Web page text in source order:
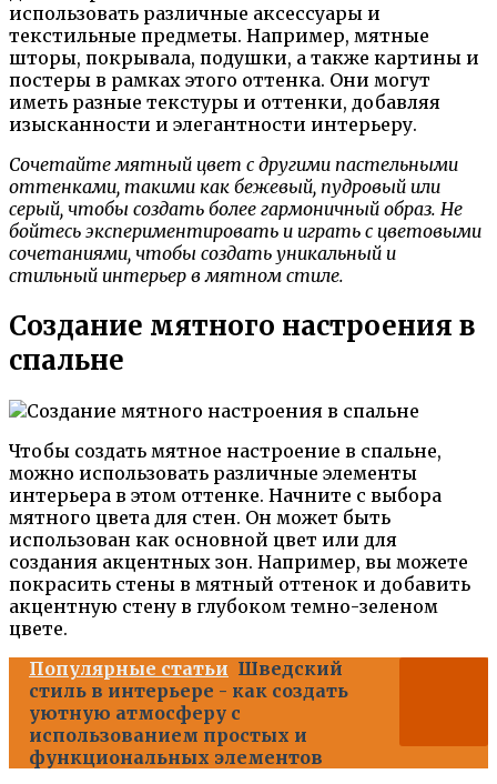
использовать различные аксессуары и
текстильные предметы. Например, мятные
шторы, покрывала, подушки, а также картины и
постеры в рамках этого оттенка. Они могут
иметь разные текстуры и оттенки, добавляя
изысканности и элегантности интерьеру.
Сочетайте мятный цвет с другими пастельными
оттенками, такими как бежевый, пудровый или
серый, чтобы создать более гармоничный образ. Не
бойтесь экспериментировать и играть с цветовыми
сочетаниями, чтобы создать уникальный и
стильный интерьер в мятном стиле.
Создание мятного настроения в
спальне
Чтобы создать мятное настроение в спальне,
можно использовать различные элементы
интерьера в этом оттенке. Начните с выбора
мятного цвета для стен. Он может быть
использован как основной цвет или для
создания акцентных зон. Например, вы можете
покрасить стены в мятный оттенок и добавить
акцентную стену в глубоком темно-зеленом
цвете.
Популярные статьи Шведский
стиль в интерьере - как создать
уютную атмосферу с
использованием простых и
функциональных элементов